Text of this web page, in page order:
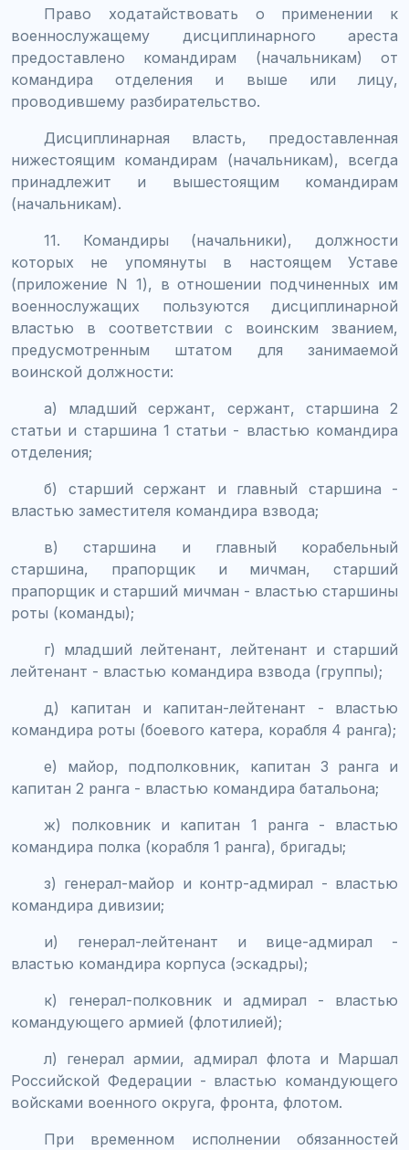
Право ходатайствовать о применении к
военнослужащему дисциплинарного ареста
предоставлено командирам (начальникам) от
командира отделения и выше или лицу,
проводившему разбирательство.
Дисциплинарная власть, предоставленная
нижестоящим командирам (начальникам), всегда
принадлежит и вышестоящим командирам
(начальникам).
11. Командиры (начальники), должности
которых не упомянуты в настоящем Уставе
(приложение N 1), в отношении подчиненных им
военнослужащих пользуются дисциплинарной
властью в соответствии с воинским званием,
предусмотренным штатом для занимаемой
воинской должности:
а) младший сержант, сержант, старшина 2
статьи и старшина 1 статьи - властью командира
отделения;
б) старший сержант и главный старшина -
властью заместителя командира взвода;
в) старшина и главный корабельный
старшина, прапорщик и мичман, старший
прапорщик и старший мичман - властью старшины
роты (команды);
г) младший лейтенант, лейтенант и старший
лейтенант - властью командира взвода (группы);
д) капитан и капитан-лейтенант - властью
командира роты (боевого катера, корабля 4 ранга);
е) майор, подполковник, капитан 3 ранга и
капитан 2 ранга - властью командира батальона;
ж) полковник и капитан 1 ранга - властью
командира полка (корабля 1 ранга), бригады;
з) генерал-майор и контр-адмирал - властью
командира дивизии;
и) генерал-лейтенант и вице-адмирал -
властью командира корпуса (эскадры);
к) генерал-полковник и адмирал - властью
командующего армией (флотилией);
л) генерал армии, адмирал флота и Маршал
Российской Федерации - властью командующего
войсками военного округа, фронта, флотом.
При временном исполнении обязанностей